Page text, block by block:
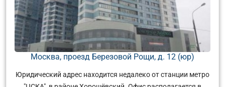
Москва, проезд Березовой Рощи, д. 12 (юр)
Юридический адрес находится недалеко от станции метро